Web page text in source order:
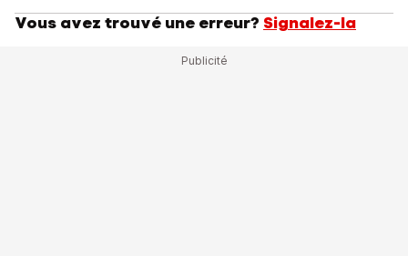
Vous avez trouvé une erreur? Signalez-la